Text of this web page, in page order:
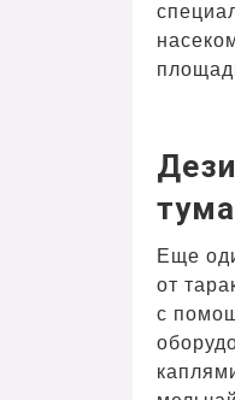
Еще
от
с